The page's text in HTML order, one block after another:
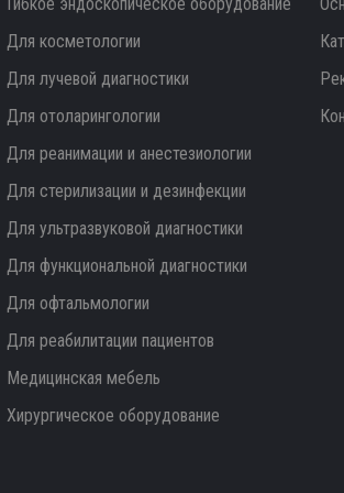
Для косметологии
Для лучевой диагностики
Для отоларингологии
Для реанимации и анестезиологии
Для стерилизации и дезинфекции
Для ультразвуковой диагностики
Для функциональной диагностики
Для офтальмологии
Для реабилитации пациентов
Медицинская мебель
Хирургическое оборудование